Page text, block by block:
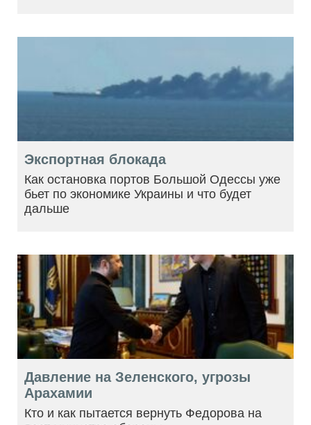
Экспортная блокада
Как остановка портов Большой Одессы уже
бьет по экономике Украины и что будет
дальше
Давление на Зеленского, угрозы
Арахамии
Кто и как пытается вернуть Федорова на